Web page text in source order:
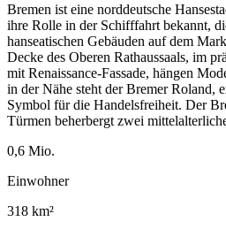
Bremen ist eine norddeutsche
ihre Rolle in der Schifffahrt bekannt,
hanseatischen Gebäuden auf dem
Decke des Oberen Rathaussaals, im
mit Renaissance-Fassade, hängen
in der Nähe steht der Bremer Roland,
Symbol für die Handelsfreiheit. Der
Türmen beherbergt zwei
0,6 Mio.
Einwohner
318 km²